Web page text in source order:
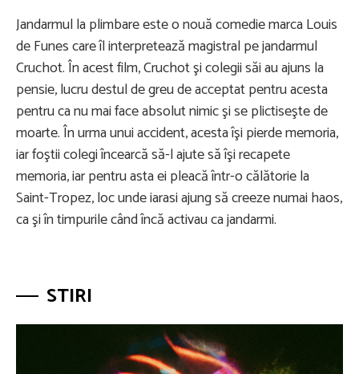
Jandarmul la plimbare este o nouă comedie marca Louis
de Funes care îl interpretează magistral pe jandarmul
Cruchot. În acest film, Cruchot şi colegii săi au ajuns la
pensie, lucru destul de greu de acceptat pentru acesta
pentru ca nu mai face absolut nimic şi se plictiseşte de
moarte. În urma unui accident, acesta îşi pierde memoria,
iar foştii colegi încearcă să-l ajute să îşi recapete
memoria, iar pentru asta ei pleacă într-o călătorie la
Saint-Tropez, loc unde iarasi ajung să creeze numai haos,
ca şi în timpurile când încă activau ca jandarmi.
STIRI